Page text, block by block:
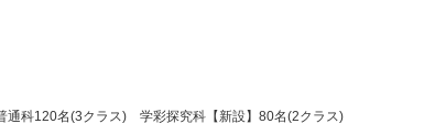
科120名(3クラス) 学彩探究科【新設】80名(2クラス)